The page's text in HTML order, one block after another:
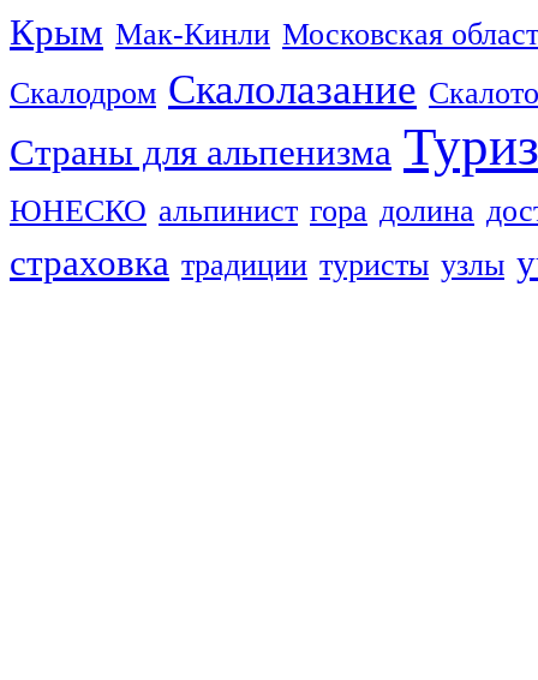
Крым Мак-Кинли Московская
Скалодром Скалолазание
Страны для альпенизма
ЮНЕСКО альпинист гора долина
страховка традиции туристы узлы